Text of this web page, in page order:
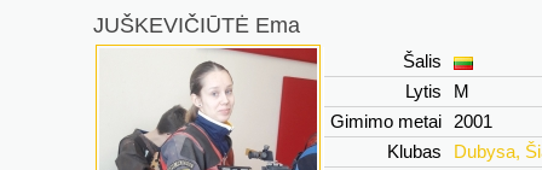
JUŠKEVIČIŪTĖ Ema
Šalis
Lytis
M
Gimimo metai
2001
Klubas
Dubysa,